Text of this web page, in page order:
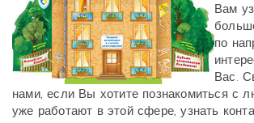
Вам
по
Вас.
нами, если Вы хотите познакомиться с
уже работают в этой сфере, узнать